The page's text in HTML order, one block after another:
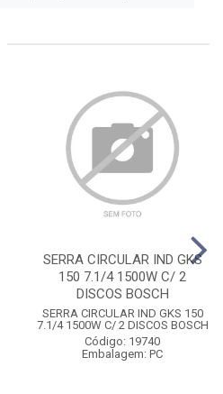
SERRA CIRCULAR IND GKS
150 7.1/4 1500W C/ 2
DISCOS BOSCH
SERRA CIRCULAR IND GKS 150
7.1/4 1500W C/ 2 DISCOS BOSCH
Código: 19740
Embalagem: PC